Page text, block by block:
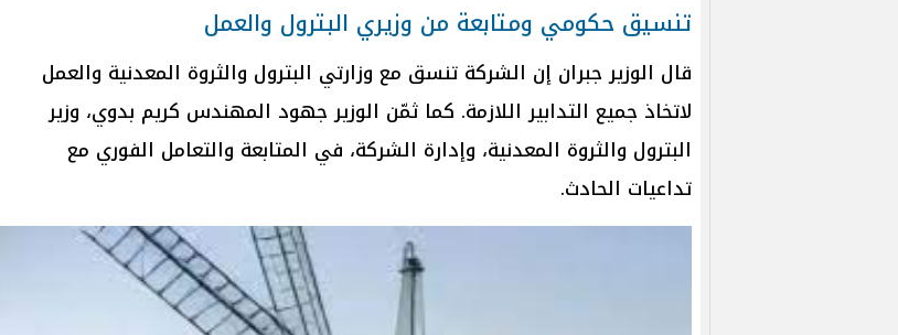
تنسيق حكومي ومتابعة من وزيري البترول والعمل
قال الوزير جبران إن الشركة تنسق مع وزارتي البترول والثروة المعدنية والعمل
لاتخاذ جميع التدابير اللازمة. كما ثمّن الوزير جهود المهندس كريم بدوي، وزير
البترول والثروة المعدنية، وإدارة الشركة، في المتابعة والتعامل الفوري مع
تداعيات الحادث.